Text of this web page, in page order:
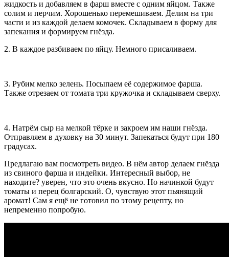
жидкость и добавляем в фарш вместе с одним яйцом. Также
солим и перчим. Хорошенько перемешиваем. Делим на три
части и из каждой делаем комочек. Складываем в форму для
запекания и формируем гнёзда.
2. В каждое разбиваем по яйцу. Немного присаливаем.
3. Рубим мелко зелень. Посыпаем её содержимое фарша.
Также отрезаем от томата три кружочка и складываем сверху.
4. Натрём сыр на мелкой тёрке и закроем им наши гнёзда.
Отправляем в духовку на 30 минут. Запекаться будут при 180
градусах.
Предлагаю вам посмотреть видео. В нём автор делаем гнёзда
из свиного фарша и индейки. Интересный выбор, не
находите? уверен, что это очень вкусно. Но начинкой будут
томаты и перец болгарский. О, чувствую этот пьянящий
аромат! Сам я ещё не готовил по этому рецепту, но
непременно попробую.